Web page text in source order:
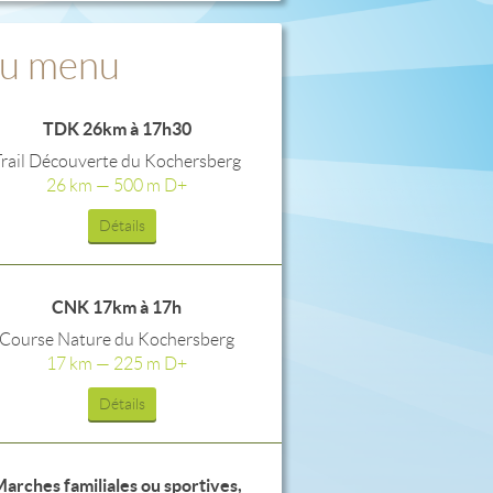
menu
TDK 26km à 17h30
Découverte du Kochersberg
26 km — 500 m D+
Détails
CNK 17km à 17h
Course Nature du Kochersberg
17 km — 225 m D+
Détails
familiales ou sportives,